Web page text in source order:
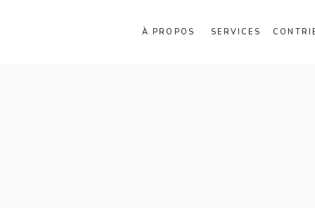
À PROPOS SERVICES